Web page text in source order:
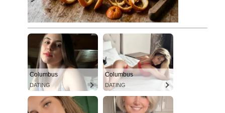
Columbus
DATING
Columbus
DATING